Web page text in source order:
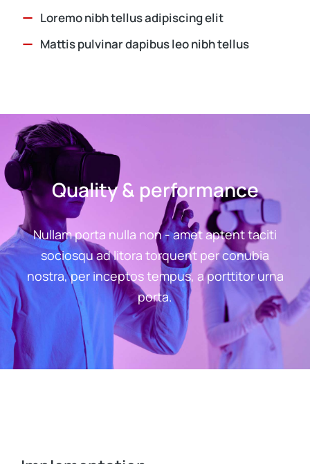
Loremo nibh tellus adipiscing elit
Mattis pulvinar dapibus leo nibh tellus
Quality & performance
Nullam porta nulla non - amet aptent taciti
sociosqu ad litora torquent per conubia
nostra, per inceptos tempus, a porttitor urna
porta.